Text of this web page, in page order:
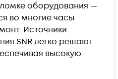
оборудования —
во многие часы
Источники
SNR легко решают
высокую